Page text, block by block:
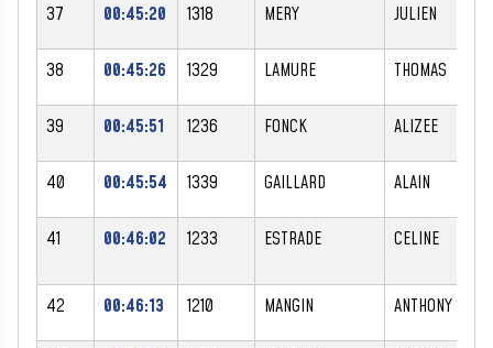
37 00:45:20 1318 MERY JULIEN
38 00:45:26 1329 LAMURE THOMAS
39 00:45:51 1236 FONCK ALIZEE
40 00:45:54 1339 GAILLARD ALAIN
41 00:46:02 1233 ESTRADE CELINE
42 00:46:13 1210 MANGIN ANTHONY